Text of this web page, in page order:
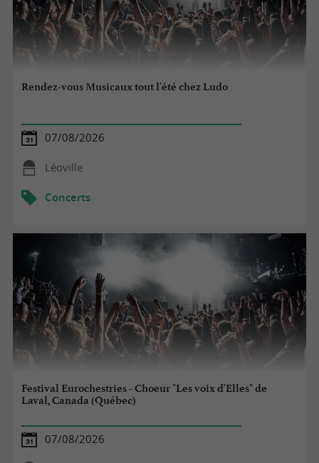
Rendez-vous Musicaux tout l'été chez Ludo
07/08/2026
Léoville
Concerts
Festival Eurochestries - Choeur "Les voix d'Elles" de
Laval, Canada (Québec)
07/08/2026